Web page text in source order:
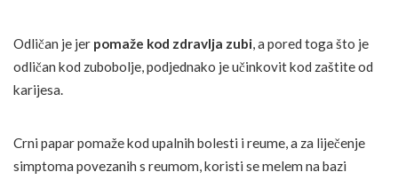
Odličan je jer pomaže kod zdravlja zubi, a pored toga što je
odličan kod zubobolje, podjednako je učinkovit kod zaštite od
karijesa.
Crni papar pomaže kod upalnih bolesti i reume, a za liječenje
simptoma povezanih s reumom, koristi se melem na bazi